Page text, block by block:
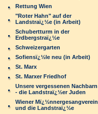
Rettung Wien
"Roter Hahn" auf der
Landstraï¿½e (in Arbeit)
Schubertturm in der
Erdbergstraï¿½e
Schweizergarten
Sofiensï¿½le neu (in Arbeit)
St. Marx
St. Marxer Friedhof
Unsere vergessenen Nachbarn
- die Landstraï¿½er Juden
Wiener Mï¿½nnergesangverein
und die Landstraï¿½e